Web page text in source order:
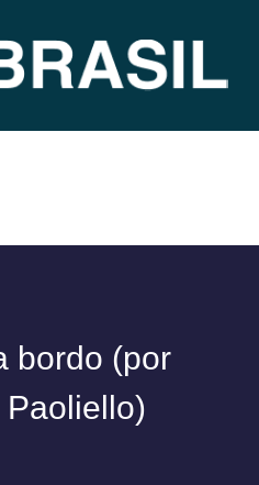
bordo (por